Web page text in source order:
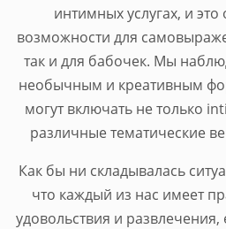
интимных услугах, и
возможности для
так и для бабочек. Мы
необычным и креативным
могут включать не только
различные тематические
Как бы ни складывалась
что каждый из нас имеет
удовольствия и